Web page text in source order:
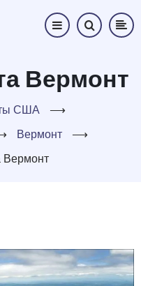
Вермонт
США
⟶
Вермонт
⟶
Вермонт